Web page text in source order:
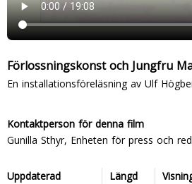
Förlossningskonst och Jungfru
En installationsföreläsning av Ulf
Kontaktperson för denna film
Gunilla Sthyr, Enheten för press och
Uppdaterad
Längd